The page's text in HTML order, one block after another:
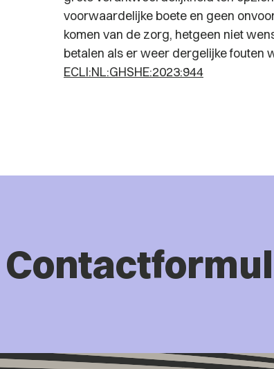
voorwaardelijke boete en geen
komen van de zorg, hetgeen niet
betalen als er weer dergelijke fouten
ECLI:NL:GHSHE:2023:944